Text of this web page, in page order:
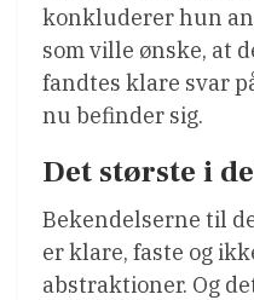
konkluderer hun
som ville ønske, at
fandtes klare svar
nu befinder sig.
Det største i
Bekendelserne til
er klare, faste og
abstraktioner. Og